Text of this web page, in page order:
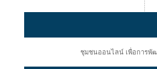
ชุมชนออนไลน์ เพื่อการพัฒน